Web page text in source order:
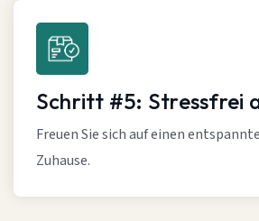
Schritt #5: Stressfrei
Freuen Sie sich auf einen
Zuhause.